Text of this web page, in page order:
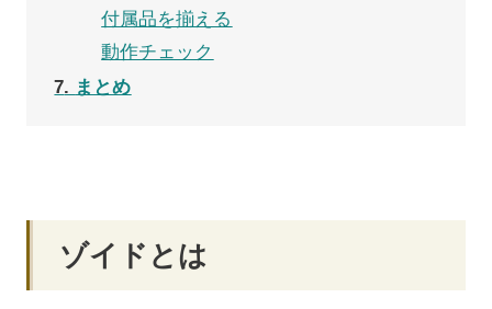
付属品を揃える
動作チェック
7
まとめ
ゾイドとは